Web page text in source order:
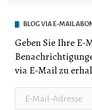
BLOG VIA E-MAIL
Geben Sie Ihre E-
via E-Mail zu